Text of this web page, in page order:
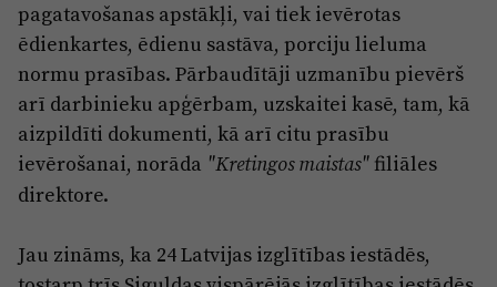
pagatavošanas apstākļi, vai tiek ievērotas
ēdienkartes, ēdienu sastāva, porciju lieluma
normu prasības. Pārbaudītāji uzmanību pievērš
arī darbinieku apģērbam, uzskaitei kasē, tam, kā
aizpildīti dokumenti, kā arī citu prasību
ievērošanai, norāda "Kretingos maistas" filiāles
direktore.
Jau zināms, ka 24 Latvijas izglītības iestādēs,